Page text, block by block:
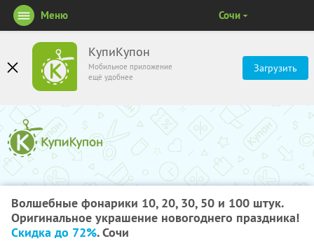
КупиКупон
Мобильное приложение
ещё удобнее
Загрузить
Меню Сочи
Волшебные фонарики 10, 20, 30, 50 и 100 штук.
Оригинальное украшение новогоднего праздника!
Скидка до 72%. Сочи